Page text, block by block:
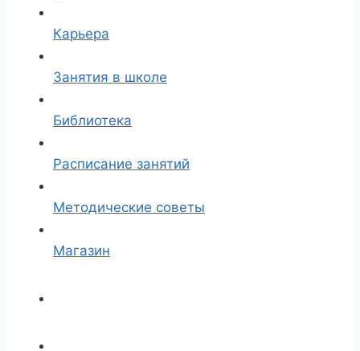
Карьера
Занятия в школе
Библиотека
Расписание занятий
Методические советы
Магазин